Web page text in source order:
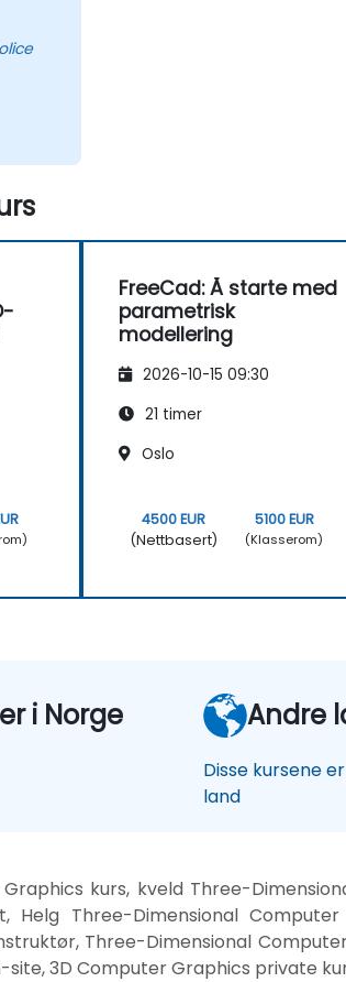
hvor
jeg
FreeCad: Å starte med
parametrisk
modellering
2026-10-15 09:30
21 timer
Oslo
4500 EUR
(Nettbasert)
5100 EUR
(Klasserom)
i Norge Andre
Disse kursene
land
kurs, kveld Three-
Helg Three-Dimensional
Three-Dimensional
site, 3D Computer Graphics private